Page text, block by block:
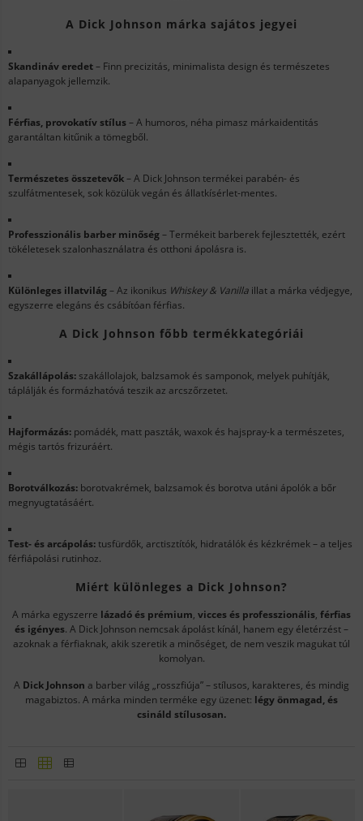
A Dick Johnson márka sajátos jegyei
Skandináv eredet– Finn precizitás, minimalista design és természetes
alapanyagok jellemzik.
Férfias, provokatív stílus– A humoros, néha pimasz márkaidentitás
garantáltan kitűnik a tömegből.
Természetes összetevők– A Dick Johnson termékei parabén- és
szulfátmentesek, sok közülük vegán és állatkísérlet-mentes.
Professzionális barber minőség– Termékeit barberek fejlesztették, ezért
tökéletesek szalonhasználatra és otthoni ápolásra is.
Különleges illatvilág– Az ikonikus Whiskey & Vanilla illat a márka védjegye,
egyszerre elegáns és csábítóan férfias.
A Dick Johnson főbb termékkategóriái
Szakállápolás: szakállolajok, balzsamok és samponok, melyek puhítják,
táplálják és formázhatóvá teszik az arcszőrzetet.
Hajformázás: pomádék, matt paszták, waxok és hajspray-k a természetes,
mégis tartós frizuráért.
Borotválkozás: borotvakrémek, balzsamok és borotva utáni ápolók a bőr
megnyugtatásáért.
Test- és arcápolás:tusfürdők, arctisztítók, hidratálók és kézkrémek – a teljes
férfiápolási rutinhoz.
Miért különleges a Dick Johnson?
A márka egyszerre lázadó és prémium, vicces és professzionális, férfias
és igényes. A Dick Johnson nemcsak ápolást kínál, hanem egy életérzést –
azoknak a férfiaknak, akik szeretik a minőséget, de nem veszik magukat túl
komolyan.
A Dick Johnson a barber világ „rosszfiúja” – stílusos, karakteres, és mindig
magabiztos. A márka minden terméke egy üzenet: légy önmagad, és
csináld stílusosan.